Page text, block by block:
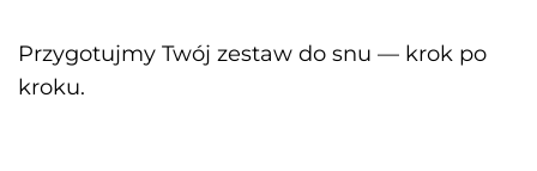
Przygotujmy Twój zestaw do snu — krok po
kroku.